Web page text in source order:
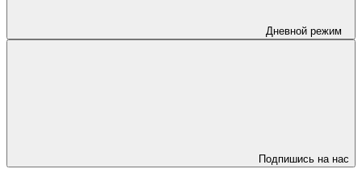
Дневной режим
Подпишись на нас